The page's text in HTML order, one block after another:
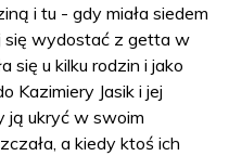
i tu - gdy miała siedem
się wydostać z getta w
się u kilku rodzin i jako
Kazimiery Jasik i jej
ją ukryć w swoim
a kiedy ktoś ich